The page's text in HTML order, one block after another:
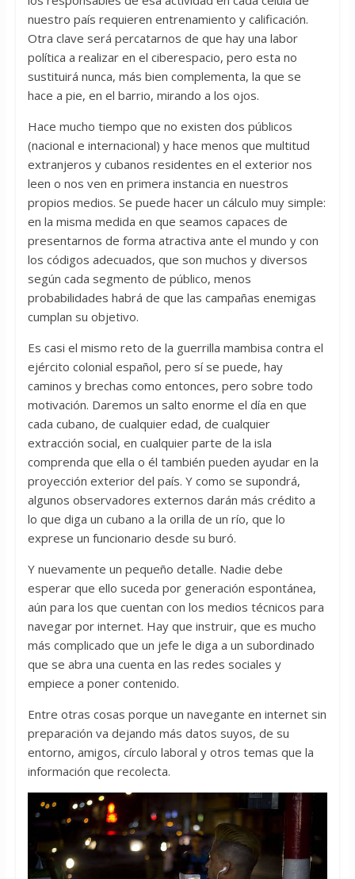
nuestro país requieren entrenamiento y calificación.
Otra clave será percatarnos de que hay una labor
política a realizar en el ciberespacio, pero esta no
sustituirá nunca, más bien complementa, la que se
hace a pie, en el barrio, mirando a los ojos.
Hace mucho tiempo que no existen dos públicos
(nacional e internacional) y hace menos que multitud
extranjeros y cubanos residentes en el exterior nos
leen o nos ven en primera instancia en nuestros
propios medios. Se puede hacer un cálculo muy simple:
en la misma medida en que seamos capaces de
presentarnos de forma atractiva ante el mundo y con
los códigos adecuados, que son muchos y diversos
según cada segmento de público, menos
probabilidades habrá de que las campañas enemigas
cumplan su objetivo.
Es casi el mismo reto de la guerrilla mambisa contra el
ejército colonial español, pero sí se puede, hay
caminos y brechas como entonces, pero sobre todo
motivación. Daremos un salto enorme el día en que
cada cubano, de cualquier edad, de cualquier
extracción social, en cualquier parte de la isla
comprenda que ella o él también pueden ayudar en la
proyección exterior del país. Y como se supondrá,
algunos observadores externos darán más crédito a
lo que diga un cubano a la orilla de un río, que lo
exprese un funcionario desde su buró.
Y nuevamente un pequeño detalle. Nadie debe
esperar que ello suceda por generación espontánea,
aún para los que cuentan con los medios técnicos para
navegar por internet. Hay que instruir, que es mucho
más complicado que un jefe le diga a un subordinado
que se abra una cuenta en las redes sociales y
empiece a poner contenido.
Entre otras cosas porque un navegante en internet sin
preparación va dejando más datos suyos, de su
entorno, amigos, círculo laboral y otros temas que la
información que recolecta.